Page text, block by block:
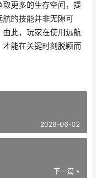
更多的生存空间，提
的技能并非无隙可
此，玩家在使用远航
能在关键时刻脱颖而
2026-06-02
下一篇 »